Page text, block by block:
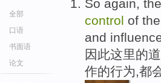
全部
口语
书面语
论文
So again,
control of
and
因此这里的
作的行为,都